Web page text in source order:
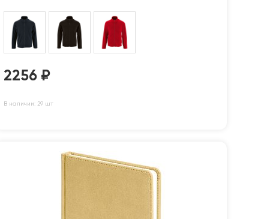
2256 ₽
В наличии: 29 шт